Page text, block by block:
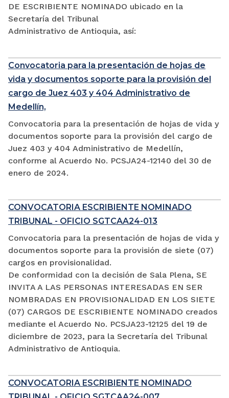
DE ESCRIBIENTE NOMINADO ubicado en la
Secretaría del Tribunal
Administrativo de Antioquia, así:
Convocatoria para la presentación de hojas de
vida y documentos soporte para la provisión del
cargo de Juez 403 y 404 Administrativo de
Medellín,
Convocatoria para la presentación de hojas de vida y
documentos soporte para la provisión del cargo de
Juez 403 y 404 Administrativo de Medellín,
conforme al Acuerdo No. PCSJA24-12140 del 30 de
enero de 2024.
CONVOCATORIA ESCRIBIENTE NOMINADO
TRIBUNAL - OFICIO SGTCAA24-013
Convocatoria para la presentación de hojas de vida y
documentos soporte para la provisión de siete (07)
cargos en provisionalidad.
De conformidad con la decisión de Sala Plena, SE
INVITA A LAS PERSONAS INTERESADAS EN SER
NOMBRADAS EN PROVISIONALIDAD EN LOS SIETE
(07) CARGOS DE ESCRIBIENTE NOMINADO creados
mediante el Acuerdo No. PCSJA23-12125 del 19 de
diciembre de 2023, para la Secretaría del Tribunal
Administrativo de Antioquia.
CONVOCATORIA ESCRIBIENTE NOMINADO